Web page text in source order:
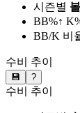
시즌별
BB%↑
BB/K 비
수비 추이
💾 ?
수비 추이